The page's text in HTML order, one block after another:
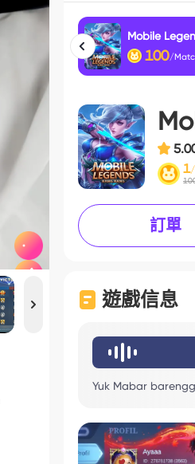
Mobile
100/
1/
訂單
遊戲信息
Yuk Mabar